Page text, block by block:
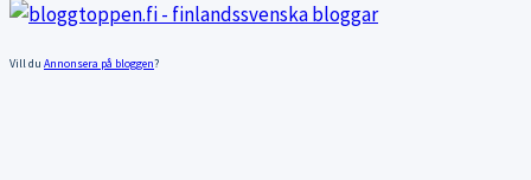
Vill du Annonsera på bloggen?